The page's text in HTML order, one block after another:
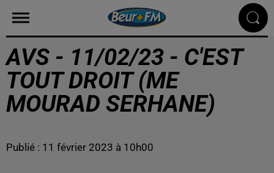
AVS - 11/02/23 - C'EST
TOUT DROIT (ME
MOURAD SERHANE)
Publié : 11 février 2023 à 10h00